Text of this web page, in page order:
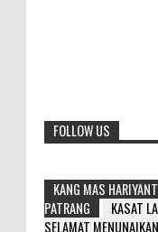
FOLLOW US
KANG MAS
PATRANG
KASAT
SELAMAT